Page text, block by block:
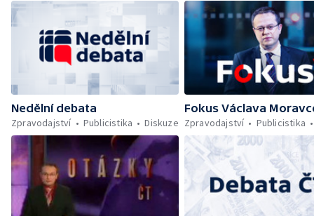
Nedělní debata
Zpravodajství
Publicistika Diskuze
Fokus Václava
Zpravodajství
Publicistika